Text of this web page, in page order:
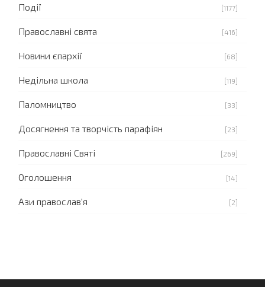
Події [1177]
Православні свята [416]
Новини єпархії [68]
Недільна школа [119]
Паломництво [33]
Досягнення та творчість парафіян [23]
Православні Святі [269]
Оголошення [14]
Ази православ'я [2]